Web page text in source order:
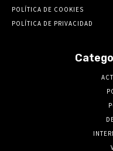
POLÍTICA DE COOKIES
POLÍTICA DE PRIVACIDAD